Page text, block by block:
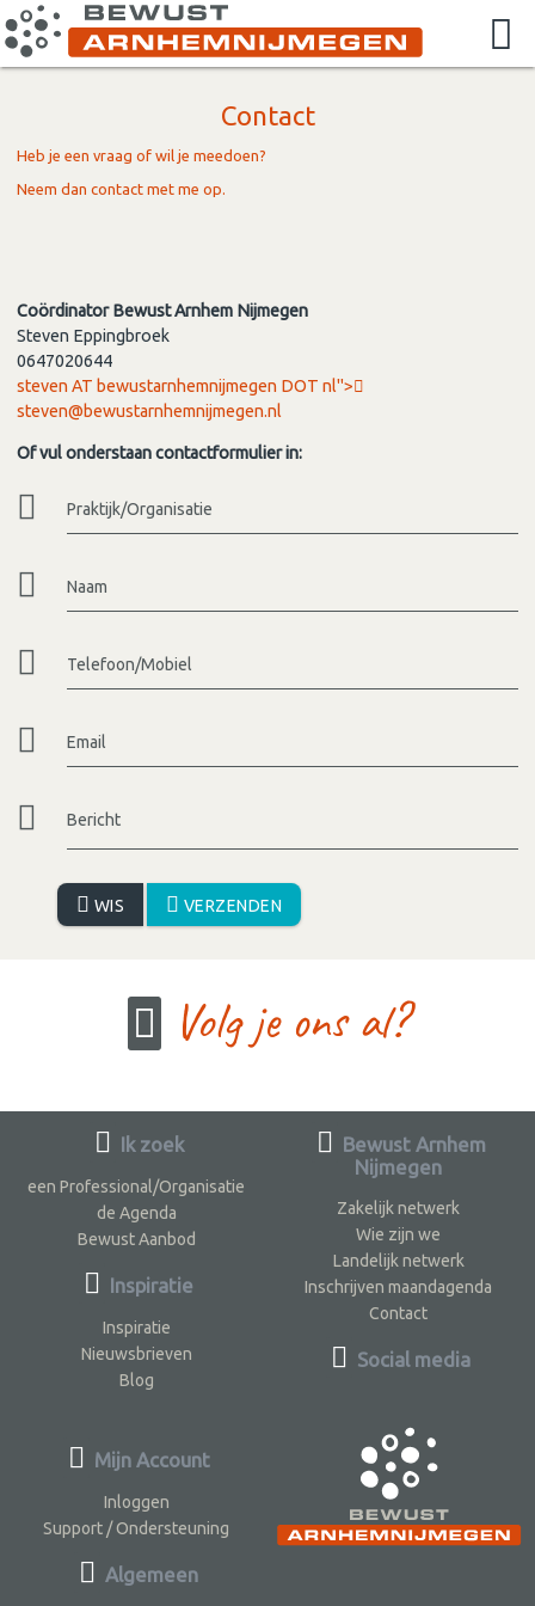
Contact
Heb je een vraag of wil je meedoen?
Neem dan contact met me op.
Coördinator Bewust Arnhem Nijmegen
Steven Eppingbroek
0647020644
steven AT bewustarnhemnijmegen DOT nl">
steven@bewustarnhemnijmegen.nl
Of vul onderstaan contactformulier in:
Praktijk/Organisatie
Naam
Telefoon/Mobiel
Email
Bericht
WIS VERZENDEN
Volg je ons al?
Ik zoek
een Professional/Organisatie
de Agenda
Bewust Aanbod
Inspiratie
Inspiratie
Nieuwsbrieven
Blog
Bewust Arnhem
Nijmegen
Zakelijk netwerk
Wie zijn we
Landelijk netwerk
Inschrijven maandagenda
Contact
Social media
Mijn Account
Inloggen
Support / Ondersteuning
Algemeen